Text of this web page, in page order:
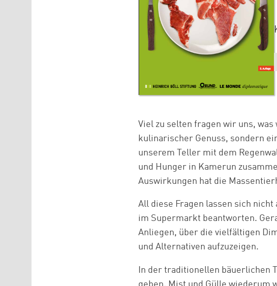
Viel zu selten fragen wir uns,
kulinarischer Genuss, sondern
unserem Teller mit dem
und Hunger in Kamerun
Auswirkungen hat die
All diese Fragen lassen sich
im Supermarkt beantworten.
Anliegen, über die vielfältigen
und Alternativen aufzuzeigen.
In der traditionellen bäuerlichen